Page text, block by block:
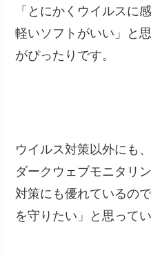
「とにかくウイルスに
軽いソフトがいい」と
がぴったりです。
ウイルス対策以外にも
ダークウェブモニタリ
対策にも優れているの
を守りたい」と思って